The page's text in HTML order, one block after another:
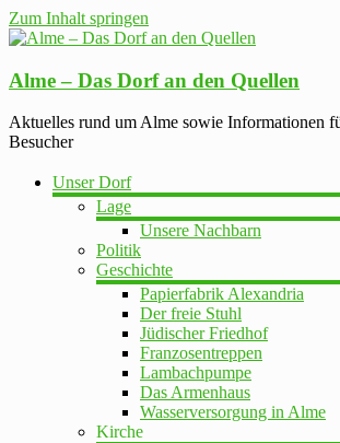
Zum Inhalt springen
Alme – Das Dorf an den Quellen
Aktuelles rund um Alme sowie Informationen
Besucher
Unser Dorf
Lage
Unsere Nachbarn
Politik
Geschichte
Papierfabrik Alexandria
Der freie Stuhl
Jüdischer Friedhof
Franzosentreppen
Lambachpumpe
Das Armenhaus
Wasserversorgung in Alme
Kirche